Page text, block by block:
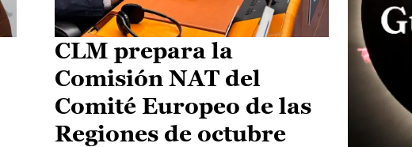
CLM prepara la
Comisión NAT del
Comité Europeo de las
Regiones de octubre